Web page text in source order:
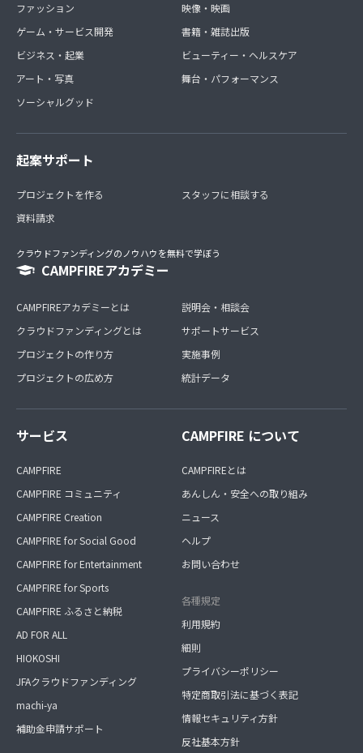
ファッション
ゲーム・サービス開発
ビジネス・起業
アート・写真
ソーシャルグッド
映像・映画
書籍・雑誌出版
ビューティー・ヘルスケア
舞台・パフォーマンス
起案サポート
プロジェクトを作る
資料請求
スタッフに相談する
クラウドファンディングのノウハウを無料で学ぼう
CAMPFIREアカデミー
CAMPFIREアカデミーとは
クラウドファンディングとは
プロジェクトの作り方
プロジェクトの広め方
説明会・相談会
サポートサービス
実施事例
統計データ
サービス
CAMPFIRE
CAMPFIRE コミュニティ
CAMPFIRE Creation
CAMPFIRE for Social Good
CAMPFIRE for Entertainment
CAMPFIRE for Sports
CAMPFIRE ふるさと納税
AD FOR ALL
HIOKOSHI
JFAクラウドファンディング
machi-ya
補助金申請サポート
CAMPFIRE について
CAMPFIREとは
あんしん・安全への取り組み
ニュース
ヘルプ
お問い合わせ
各種規定
利用規約
細則
プライバシーポリシー
特定商取引法に基づく表記
情報セキュリティ方針
反社基本方針